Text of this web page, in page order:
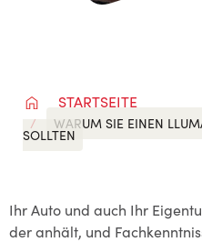
STARTSEITE
WARUM SIE EINEN
SOLLTEN
Ihr Auto und auch Ihr
der anhält, und